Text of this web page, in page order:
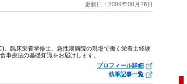
更新日：2009年08月26日
臨床栄養学修士。急性期病院の現場で働く栄養士経験
事療法の基礎知識をお届けします。
プロフィール詳細
執筆記事一覧